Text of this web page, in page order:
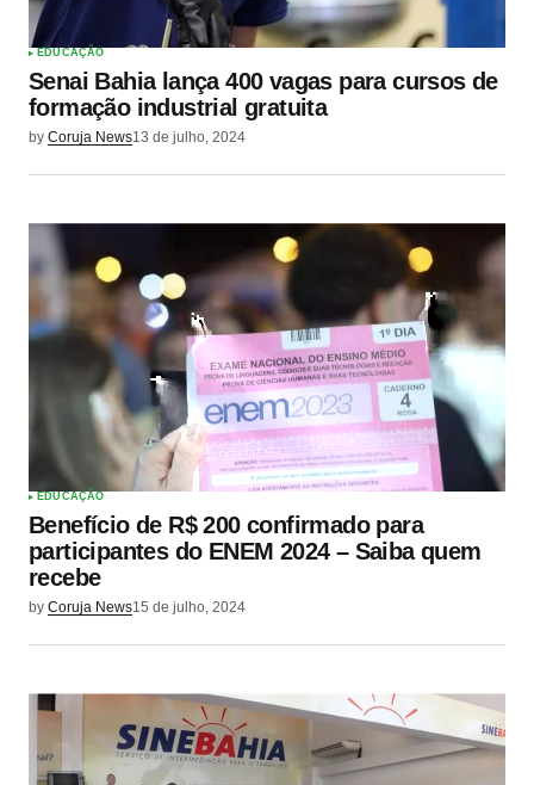
EDUCAÇÃO
Senai Bahia lança 400 vagas para cursos de
formação industrial gratuita
by Coruja News13 de julho, 2024
EDUCAÇÃO
Benefício de R$ 200 confirmado para
participantes do ENEM 2024 – Saiba quem
recebe
by Coruja News15 de julho, 2024